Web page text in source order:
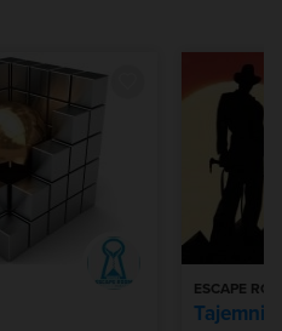
ESCAPE